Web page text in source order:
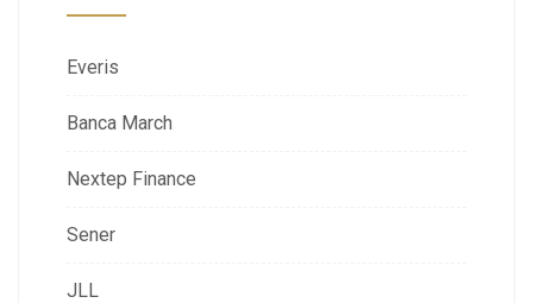
Everis
Banca March
Nextep Finance
Sener
JLL